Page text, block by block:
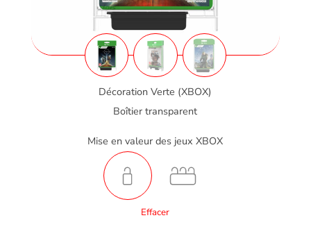
Décoration Verte (XBOX)
Boîtier transparent
Mise en valeur des jeux XBOX
Effacer